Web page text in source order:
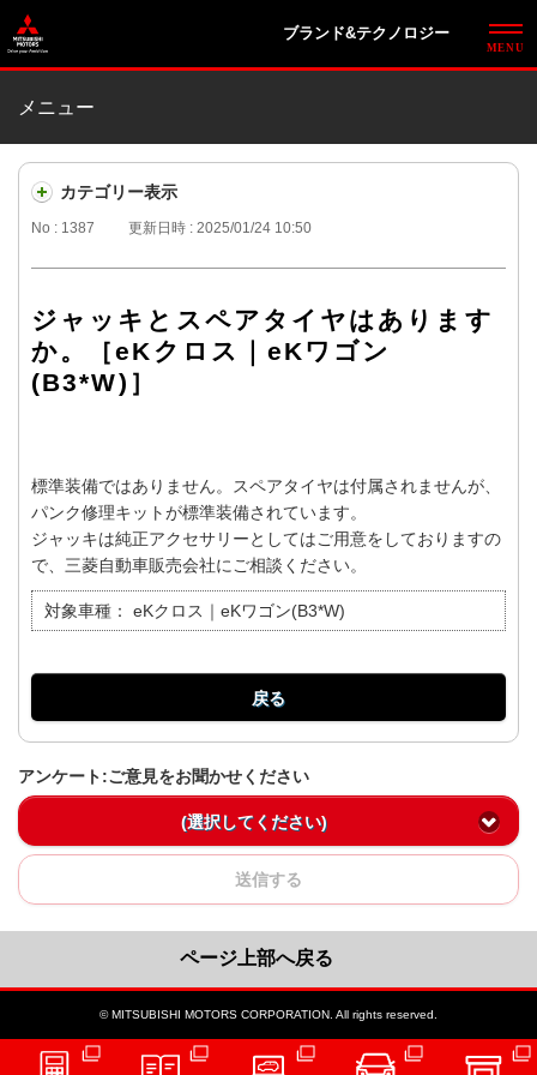
ブランド&テクノロジー
メニュー
カテゴリー表示
No : 1387 更新日時 : 2025/01/24 10:50
ジャッキとスペアタイヤはあります
か。［eKクロス｜eKワゴン
(B3*W)］
標準装備ではありません。スペアタイヤは付属されませんが、
パンク修理キットが標準装備されています。
ジャッキは純正アクセサリーとしてはご用意をしておりますの
で、三菱自動車販売会社にご相談ください。
対象車種： eKクロス｜eKワゴン(B3*W)
戻る
アンケート:ご意見をお聞かせください
(選択してください)
送信する
ページ上部へ戻る
© MITSUBISHI MOTORS CORPORATION. All rights reserved.